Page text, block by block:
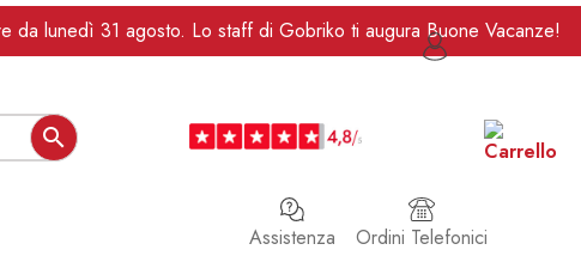
da lunedì 31 agosto. Lo staff di Gobriko ti augura Buone Vacanze!

Ordini Telefonici
Assistenza